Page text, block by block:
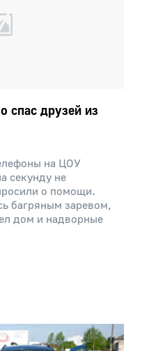
спас друзей из
на ЦОУ
секунду не
о помощи.
багряным заревом,
дом и надворные